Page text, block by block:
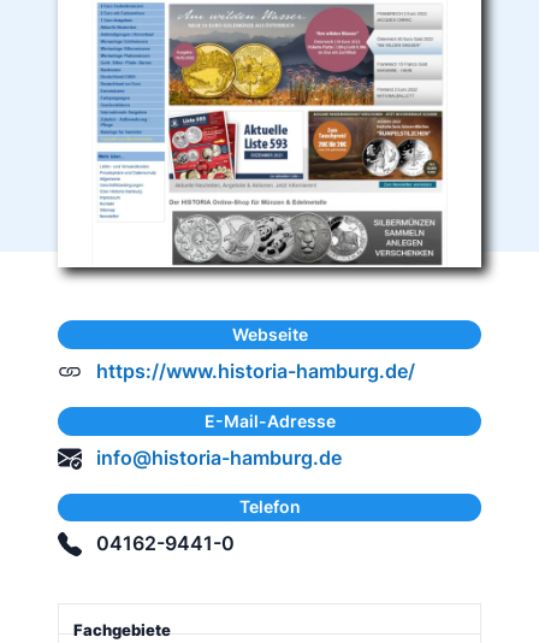
Webseite
https://www.historia-hamburg.de/
E-Mail-Adresse
info@historia-hamburg.de
Telefon
04162-9441-0
Fachgebiete Zahlungsarten Versandkosten